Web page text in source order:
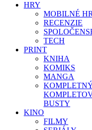
HRY
MOBILNÉ
RECENZIE
TECH
PRINT
KNIHA
KOMIKS
MANGA
BUSTY
KINO
FILMY